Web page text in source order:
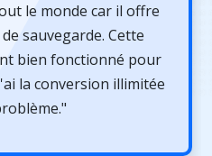
le monde car il offre
sauvegarde. Cette
bien fonctionné pour
la conversion illimitée